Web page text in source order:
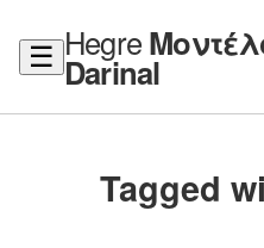
☰ Hegre
Darinal
Tagged